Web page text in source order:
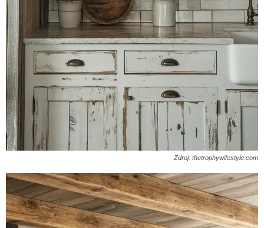
Zdroj: thetrophywifestyle.com